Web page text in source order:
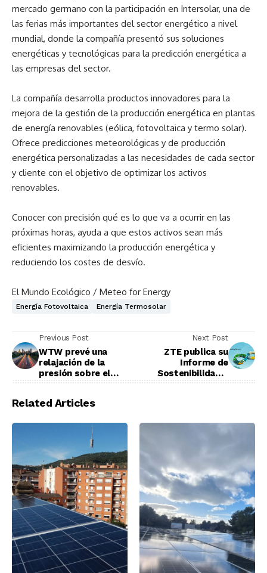
mercado germano con la participación en Intersolar, una de
las ferias más importantes del sector energético a nivel
mundial, donde la compañía presentó sus soluciones
energéticas y tecnológicas para la predicción energética a
las empresas del sector.
La compañía desarrolla productos innovadores para la
mejora de la gestión de la producción energética en plantas
de energía renovables (eólica, fotovoltaica y termo solar).
Ofrece predicciones meteorológicas y de producción
energética personalizadas a las necesidades de cada sector
y cliente con el objetivo de optimizar los activos
renovables.
Conocer con precisión qué es lo que va a ocurrir en las
próximas horas, ayuda a que estos activos sean más
eficientes maximizando la producción energética y
reduciendo los costes de desvío.
El Mundo Ecológico / Meteo for Energy
Energía Fotovoltaica Energía Termosolar
Previous Post
WTW prevé una
relajación de la
presión sobre el
Next Post
ZTE publica su
Informe de
Sostenibilidad e
Related Articles